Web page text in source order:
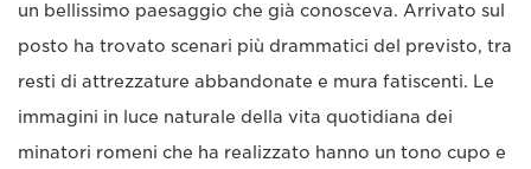
un bellissimo paesaggio che già conosceva. Arrivato sul
posto ha trovato scenari più drammatici del previsto, tra
resti di attrezzature abbandonate e mura fatiscenti. Le
immagini in luce naturale della vita quotidiana dei
minatori romeni che ha realizzato hanno un tono cupo e